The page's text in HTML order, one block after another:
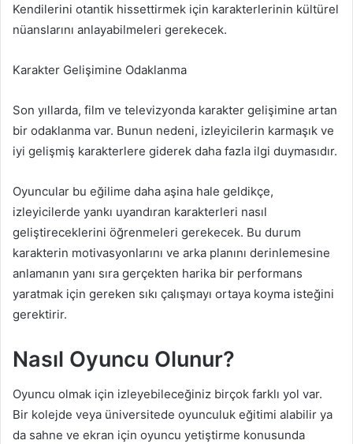
Kendilerini otantik hissettirmek için karakterlerinin kültürel
nüanslarını anlayabilmeleri gerekecek.
Karakter Gelişimine Odaklanma
Son yıllarda, film ve televizyonda karakter gelişimine artan
bir odaklanma var. Bunun nedeni, izleyicilerin karmaşık ve
iyi gelişmiş karakterlere giderek daha fazla ilgi duymasıdır.
Oyuncular bu eğilime daha aşina hale geldikçe,
izleyicilerde yankı uyandıran karakterleri nasıl
geliştireceklerini öğrenmeleri gerekecek. Bu durum
karakterin motivasyonlarını ve arka planını derinlemesine
anlamanın yanı sıra gerçekten harika bir performans
yaratmak için gereken sıkı çalışmayı ortaya koyma isteğini
gerektirir.
Nasıl Oyuncu Olunur?
Oyuncu olmak için izleyebileceğiniz birçok farklı yol var.
Bir kolejde veya üniversitede oyunculuk eğitimi alabilir ya
da sahne ve ekran için oyuncu yetiştirme konusunda